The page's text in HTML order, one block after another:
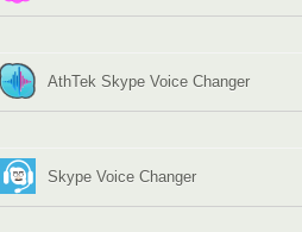
AthTek Skype Voice Changer
Skype Voice Changer